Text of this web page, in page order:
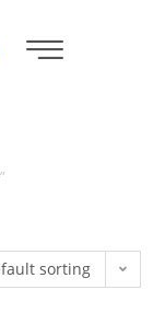
sorting